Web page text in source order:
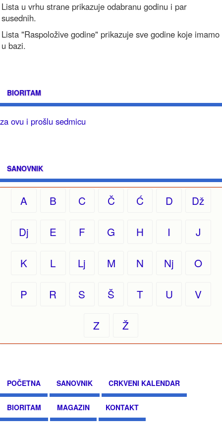
Lista u vrhu strane prikazuje odabranu godinu i par
susednih.
Lista "Raspoložive godine" prikazuje sve godine koje imamo
u bazi.
BIORITAM
za ovu i prošlu sedmicu
SANOVNIK
A B C Č Ć D Dž
Dj E F G H I J
K L Lj M N Nj O
P R S Š T U V
Z Ž
POČETNA SANOVNIK CRKVENI KALENDAR
BIORITAM MAGAZIN KONTAKT